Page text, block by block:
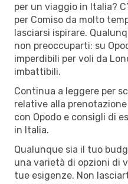
per un viaggio in Italia?
per Comiso da molto
lasciarsi ispirare.
non preoccuparti: su
imperdibili per voli da
imbattibili.
Continua a leggere per
relative alla
con Opodo e consigli di
in Italia.
Qualunque sia il tuo
una varietà di opzioni di
tue esigenze. Non